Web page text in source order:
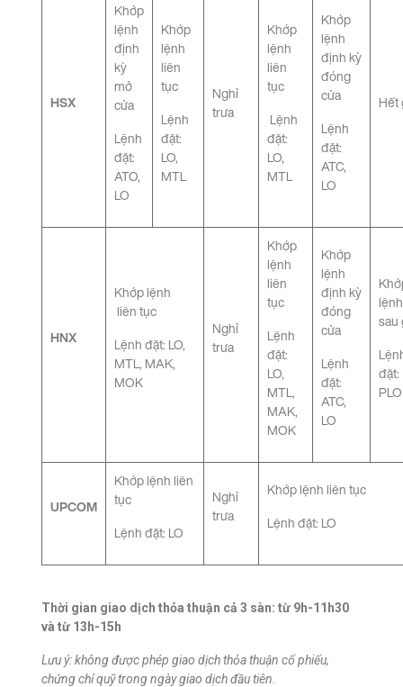
HSX
Khớp
lệnh
định
kỳ
mở
cửa
Lệnh
đặt:
ATO,
LO
Khớp
lệnh
liên
tục
Lệnh
đặt:
LO,
MTL
Nghỉ
trưa
Khớp
lệnh
liên
tục
Lệnh
đặt:
LO,
MTL
Khớp
lệnh
định kỳ
đóng
cửa
Lệnh
đặt:
ATC,
LO
Hết
HNX
Khớp lệnh
liên tục
Lệnh đặt: LO,
MTL, MAK,
MOK
Nghỉ
trưa
Khớp
lệnh
liên
tục
Lệnh
đặt:
LO,
MTL,
MAK,
MOK
Khớp
lệnh
định kỳ
đóng
cửa
Lệnh
đặt:
ATC,
LO
lệnh
sau
đặt:
PLO
UPCOM
Khớp lệnh liên
tục
Lệnh đặt: LO
Nghỉ
trưa
Khớp lệnh liên tục
Lệnh đặt: LO
Thời gian giao dịch thỏa thuận cả 3 sàn: từ 9h-11h30
và từ 13h-15h
Lưu ý: không được phép giao dịch thỏa thuận cổ phiếu,
chứng chỉ quỹ trong ngày giao dịch đầu tiên.